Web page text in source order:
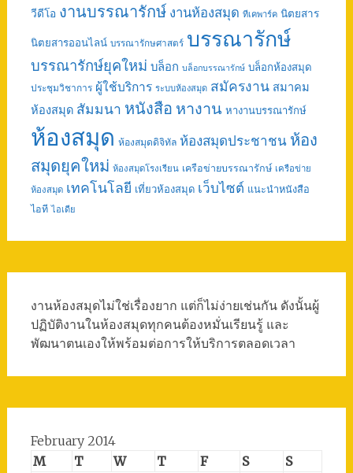
วีดีโอ งานบรรณารักษ์ งานห้องสมุด ทีเคพาร์ค นิตยสาร
นิตยสารออนไลน์ บรรณารักษศาสตร์ บรรณารักษ์
บรรณารักษ์ยุคใหม่ บล็อก บล็อกบรรณารักษ์ บล็อกห้องสมุด
ประชุมวิชาการ ผู้ใช้บริการ ระบบห้องสมุด สมัครงาน สมาคม
ห้องสมุด สัมมนา หนังสือ หางาน หางานบรรณารักษ์
ห้องสมุด ห้องสมุดดิจิทัล ห้องสมุดประชาชน ห้อง
สมุดยุคใหม่ ห้องสมุดโรงเรียน เครือข่ายบรรณารักษ์ เครือข่าย
ห้องสมุด เทคโนโลยี เที่ยวห้องสมุด เว็บไซต์ แนะนำหนังสือ
ไอที ไอเดีย
งานห้องสมุดไม่ใช่เรื่องยาก แต่ก็ไม่ง่ายเช่นกัน ดังนั้นผู้
ปฏิบัติงานในห้องสมุดทุกคนต้องหมั่นเรียนรู้ และ
พัฒนาตนเองให้พร้อมต่อการให้บริการตลอดเวลา
February 2014
M
T W T F S
S